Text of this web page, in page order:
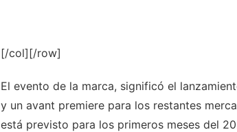
[/col][/row]
El evento de la marca, significó el
y un avant premiere para los restantes
está previsto para los primeros meses del